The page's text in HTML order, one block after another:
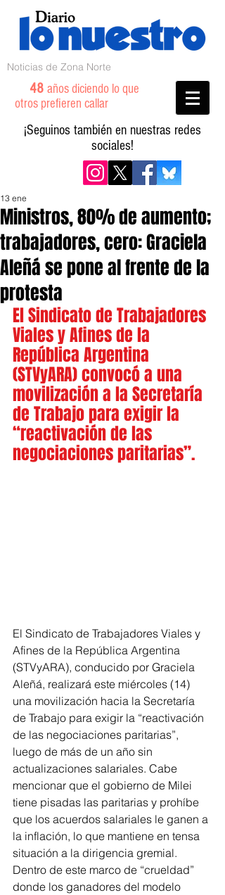
Noticias de Zona Norte
48 años diciendo lo que
otros prefieren callar
¡Seguinos también en nuestras redes
sociales!
Ministros, 80% de aumento;
trabajadores, cero: Graciela
Aleñá se pone al frente de la
protesta
13 ene
El Sindicato de Trabajadores
Viales y Afines de la
República Argentina
(STVyARA) convocó a una
movilización a la Secretaría
de Trabajo para exigir la
“reactivación de las
negociaciones paritarias”.
El Sindicato de Trabajadores Viales y
Afines de la República Argentina
(STVyARA), conducido por Graciela
Aleñá, realizará este miércoles (14)
una movilización hacia la Secretaría
de Trabajo para exigir la “reactivación
de las negociaciones paritarias”,
luego de más de un año sin
actualizaciones salariales. Cabe
mencionar que el gobierno de Milei
tiene pisadas las paritarias y prohíbe
que los acuerdos salariales le ganen a
la inflación, lo que mantiene en tensa
situación a la dirigencia gremial.
Dentro de este marco de “crueldad”
donde los ganadores del modelo